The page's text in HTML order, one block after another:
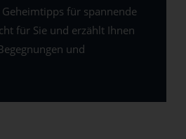
für spannende
für Sie und erzählt Ihnen
und